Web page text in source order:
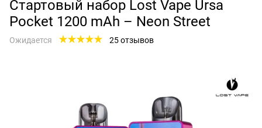
Стартовый набор Lost Vape Ursa
Pocket 1200 mAh – Neon Street
Ожидается 25 отзывов